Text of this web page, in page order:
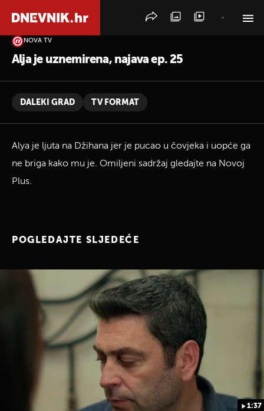
NOVA TV
Alja je uznemirena, najava ep. 25
DALEKI GRAD TV FORMAT
Alya je ljuta na Džihana jer je pucao u čovjeka i uopće ga
ne briga kako mu je. Omiljeni sadržaj gledajte na Novoj
Plus.
POGLEDAJTE SLJEDEĆE
1:37
PRETRAŽITE VIJESTI